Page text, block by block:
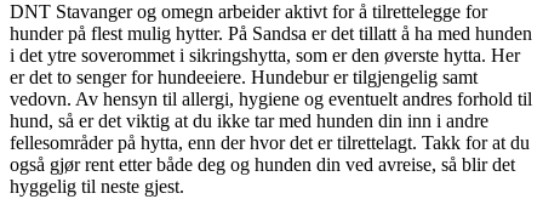
DNT Stavanger og omegn arbeider aktivt for å tilrettelegge for
hunder på flest mulig hytter. På Sandsa er det tillatt å ha med hunden
i det ytre soverommet i sikringshytta, som er den øverste hytta. Her
er det to senger for hundeeiere. Hundebur er tilgjengelig samt
vedovn. Av hensyn til allergi, hygiene og eventuelt andres forhold til
hund, så er det viktig at du ikke tar med hunden din inn i andre
fellesområder på hytta, enn der hvor det er tilrettelagt. Takk for at du
også gjør rent etter både deg og hunden din ved avreise, så blir det
hyggelig til neste gjest.